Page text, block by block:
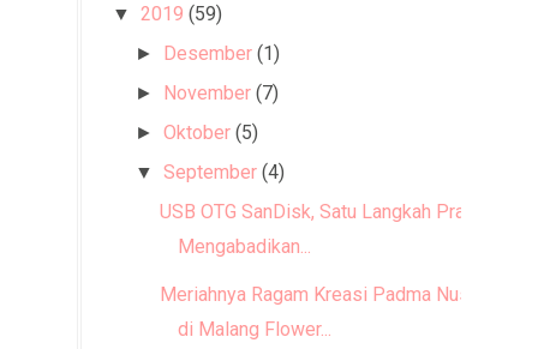
▼ 2019 (59)
► Desember (1)
► November (7)
►Oktober (5)
▼ September (4)
USB OTG SanDisk, Satu Langkah Praktis
Mengabadikan...
Meriahnya Ragam Kreasi Padma Nusa
di Malang Flower...